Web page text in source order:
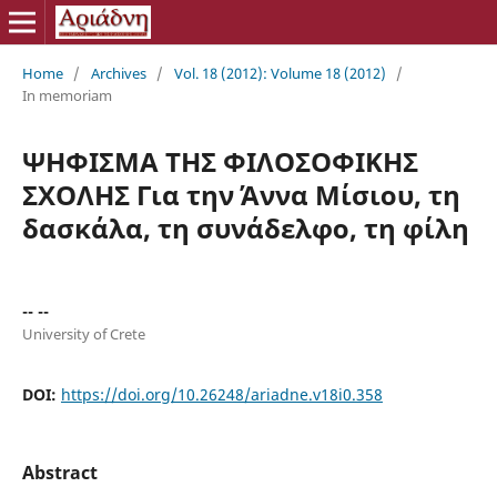
Home / Archives / Vol. 18 (2012): Volume 18 (2012)
/
In memoriam
ΨΗΦΙΣΜΑ ΤΗΣ ΦΙΛΟΣΟΦΙΚΗΣ
ΣΧΟΛΗΣ Για την Άννα Μίσιου, τη
δασκάλα, τη συνάδελφο, τη φίλη
-- --
University of Crete
DOI: https://doi.org/10.26248/ariadne.v18i0.358
Abstract